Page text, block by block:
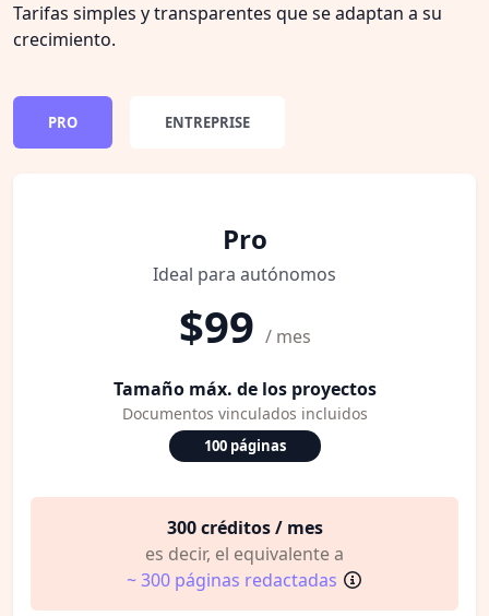
Tarifas simples y transparentes que se adaptan a su
crecimiento.
PRO ENTREPRISE
Pro
Ideal para autónomos
$99 / mes
Tamaño máx. de los proyectos
Documentos vinculados incluidos
100 páginas
300 créditos / mes
es decir, el equivalente a
~ 300 páginas redactadas